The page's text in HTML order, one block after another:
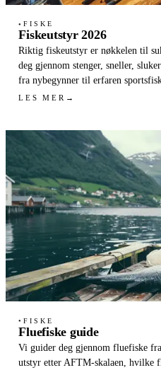
● FISKE
Fiskeutstyr 2026
Riktig fiskeutstyr er nøkkelen til
deg gjennom stenger, sneller,
fra nybegynner til erfaren
LES MER →
●FISKE
Fluefiske guide
Vi guider deg gjennom fluefiske
utstyr etter AFTM-skalaen, hvilke